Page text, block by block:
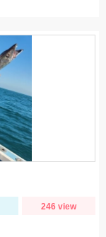
246 view